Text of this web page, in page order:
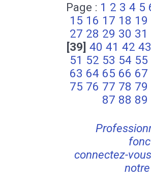
Page : 1 2 3 4 5
15 16 17 18 19
27 28 29 30 31
[39] 40 41 42 43
51 52 53 54 55
63 64 65 66 67
75 76 77 78 79
87 88 89
connectez-